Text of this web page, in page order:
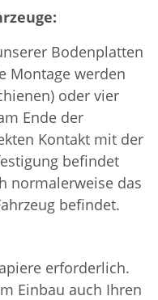
Bodenplatten
Montage werden
oder vier
Ende der
Kontakt mit der
befindet
normalerweise das
befindet.
erforderlich.
Einbau auch Ihren